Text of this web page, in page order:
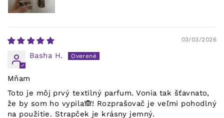
03/03/2026
Basha H.
Mňam
Toto je môj prvý textilný parfum. Vonia tak šťavnato,
že by som ho vypila🙈! Rozprašovač je veľmi pohodlný
na použitie. Strapček je krásny jemný.